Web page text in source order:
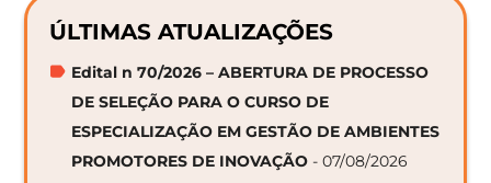
ÚLTIMAS ATUALIZAÇÕES
Edital n 70/2026 – ABERTURA DE PROCESSO
DE SELEÇÃO PARA O CURSO DE
ESPECIALIZAÇÃO EM GESTÃO DE AMBIENTES
PROMOTORES DE INOVAÇÃO - 07/08/2026